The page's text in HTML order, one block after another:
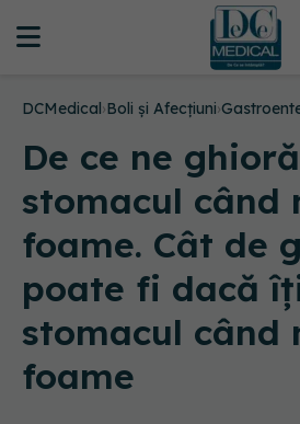
DCMedical›Boli și Afecțiuni›
De ce ne
stomacul când
foame. Cât de
poate fi dacă
stomacul când
foame